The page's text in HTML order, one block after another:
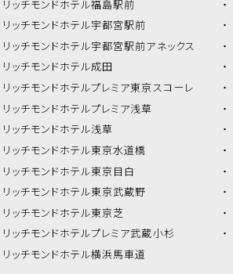
リッチモンドホテル福島駅前
リッチモンドホテル宇都宮駅前
リッチモンドホテル宇都宮駅前アネックス
リッチモンドホテル成田
リッチモンドホテルプレミア東京スコーレ
リッチモンドホテルプレミア浅草
リッチモンドホテル浅草
リッチモンドホテル東京水道橋
リッチモンドホテル東京目白
リッチモンドホテル東京武蔵野
リッチモンドホテル東京芝
リッチモンドホテルプレミア武蔵小杉
リッチモンドホテル横浜馬車道